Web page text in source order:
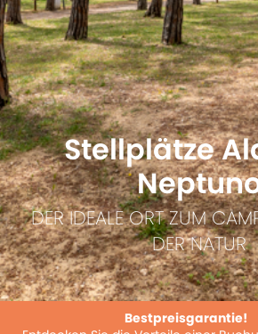
Stellplätze
DER IDEALE ORT ZUM
DER NATUR
Bestpreisgarantie!